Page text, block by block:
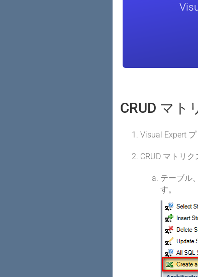
CRUD マト
Visual Expert
CRUD マトリ
テーブル
す。